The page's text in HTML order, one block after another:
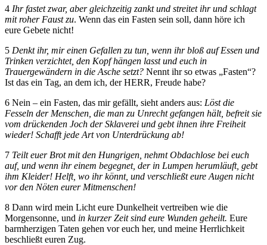
4 Ihr fastet zwar, aber gleichzeitig zankt und streitet ihr und schlagt
mit roher Faust zu. Wenn das ein Fasten sein soll, dann höre ich
eure Gebete nicht!
5 Denkt ihr, mir einen Gefallen zu tun, wenn ihr bloß auf Essen und
Trinken verzichtet, den Kopf hängen lasst und euch in
Trauergewändern in die Asche setzt? Nennt ihr so etwas „Fasten“?
Ist das ein Tag, an dem ich, der HERR, Freude habe?
6 Nein – ein Fasten, das mir gefällt, sieht anders aus: Löst die
Fesseln der Menschen, die man zu Unrecht gefangen hält, befreit sie
vom drückenden Joch der Sklaverei und gebt ihnen ihre Freiheit
wieder! Schafft jede Art von Unterdrückung ab!
7 Teilt euer Brot mit den Hungrigen, nehmt Obdachlose bei euch
auf, und wenn ihr einem begegnet, der in Lumpen herumläuft, gebt
ihm Kleider! Helft, wo ihr könnt, und verschließt eure Augen nicht
vor den Nöten eurer Mitmenschen!
8 Dann wird mein Licht eure Dunkelheit vertreiben wie die
Morgensonne, und in kurzer Zeit sind eure Wunden geheilt. Eure
barmherzigen Taten gehen vor euch her, und meine Herrlichkeit
beschließt euren Zug.